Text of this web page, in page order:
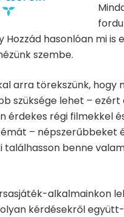
Hozzád hasonlóan mi
szembe.
arra törekszünk, hogy
szüksége lehet –
érdekes régi filmekkel
– népszerűbbeket
találhasson benne
alkalmainkon
kérdésekről